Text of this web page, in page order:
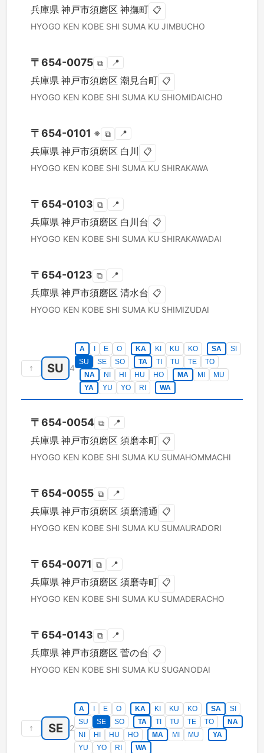
兵庫県 神戸市須磨区 神撫町 📋
HYOGO KEN KOBE SHI SUMA KU JIMBUCHO
〒654-0075 ⧉ 📍
兵庫県 神戸市須磨区 潮見台町 📋
HYOGO KEN KOBE SHI SUMA KU SHIOMIDAICHO
〒654-0101 ※ ⧉ 📍
兵庫県 神戸市須磨区 白川 📋
HYOGO KEN KOBE SHI SUMA KU SHIRAKAWA
〒654-0103 ⧉ 📍
兵庫県 神戸市須磨区 白川台 📋
HYOGO KEN KOBE SHI SUMA KU SHIRAKAWADAI
〒654-0123 ⧉ 📍
兵庫県 神戸市須磨区 清水台 📋
HYOGO KEN KOBE SHI SUMA KU SHIMIZUDAI
↑ SU 4
A E O KA KI KU KO SA
SI
SU
SE SO TA TI TU TE
TO
NA
NI HI HU HO MA MI
MU
YA
YU YO RI WA
〒654-0054 ⧉ 📍
兵庫県 神戸市須磨区 須磨本町 📋
HYOGO KEN KOBE SHI SUMA KU SUMAHOMMACHI
〒654-0055 ⧉ 📍
兵庫県 神戸市須磨区 須磨浦通 📋
HYOGO KEN KOBE SHI SUMA KU SUMAURADORI
〒654-0071 ⧉ 📍
兵庫県 神戸市須磨区 須磨寺町 📋
HYOGO KEN KOBE SHI SUMA KU SUMADERACHO
〒654-0143 ⧉ 📍
兵庫県 神戸市須磨区 菅の台 📋
HYOGO KEN KOBE SHI SUMA KU SUGANODAI
↑ SE 2
A E O KA KI KU KO SA
SI
SU
SE SO TA TI TU TE TO
NA
NI
HI HU HO MA MI MU
YA
YU
YO RI WA